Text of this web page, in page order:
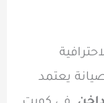
يعتمد